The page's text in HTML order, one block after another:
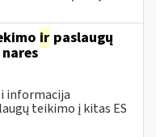
ir paslaugų
informacija
teikimo į kitas ES